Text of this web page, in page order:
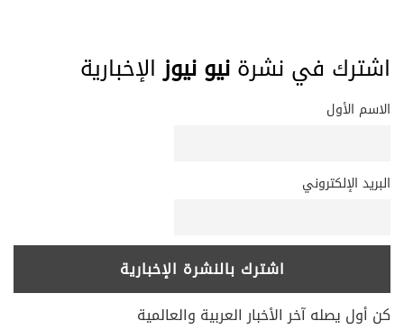
اشترك في نشرةنيو نيوزالإخبارية
الاسم الأول
البريد الإلكتروني
كن أول يصله آخر الأخبار العربية والعالمية